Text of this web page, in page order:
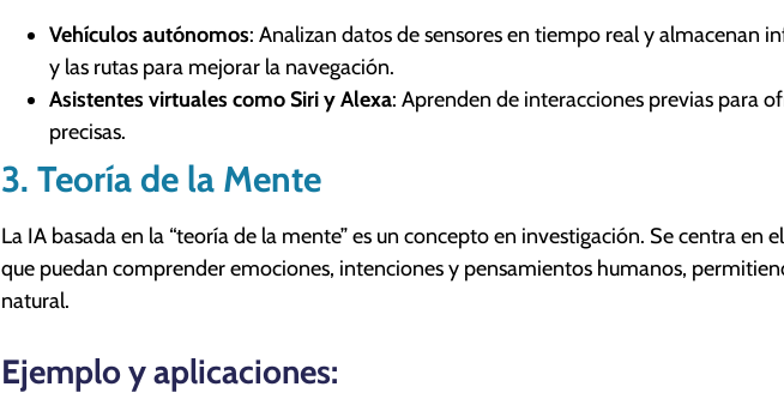
Vehículos autónomos: Analizan datos de sensores en tiempo real y almacenan
y las rutas para mejorar la navegación.
Asistentes virtuales como Siri y Alexa: Aprenden de interacciones previas para
precisas.
3. Teoría de la Mente
La IA basada en la “teoría de la mente” es un concepto en investigación. Se centra en
que puedan comprender emociones, intenciones y pensamientos humanos,
natural.
Ejemplo y aplicaciones: